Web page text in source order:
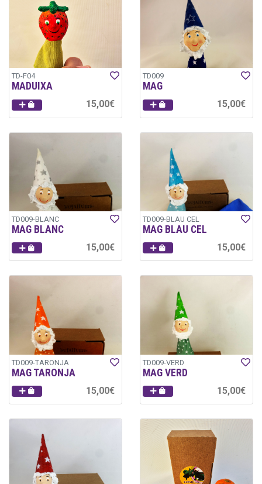
TD-F04
MADUIXA
15,00€
TD009
MAG
15,00€
TD009-BLANC
MAG BLANC
15,00€
TD009-BLAU CEL
MAG BLAU CEL
15,00€
TD009-TARONJA
MAG TARONJA
15,00€
TD009-VERD
MAG VERD
15,00€